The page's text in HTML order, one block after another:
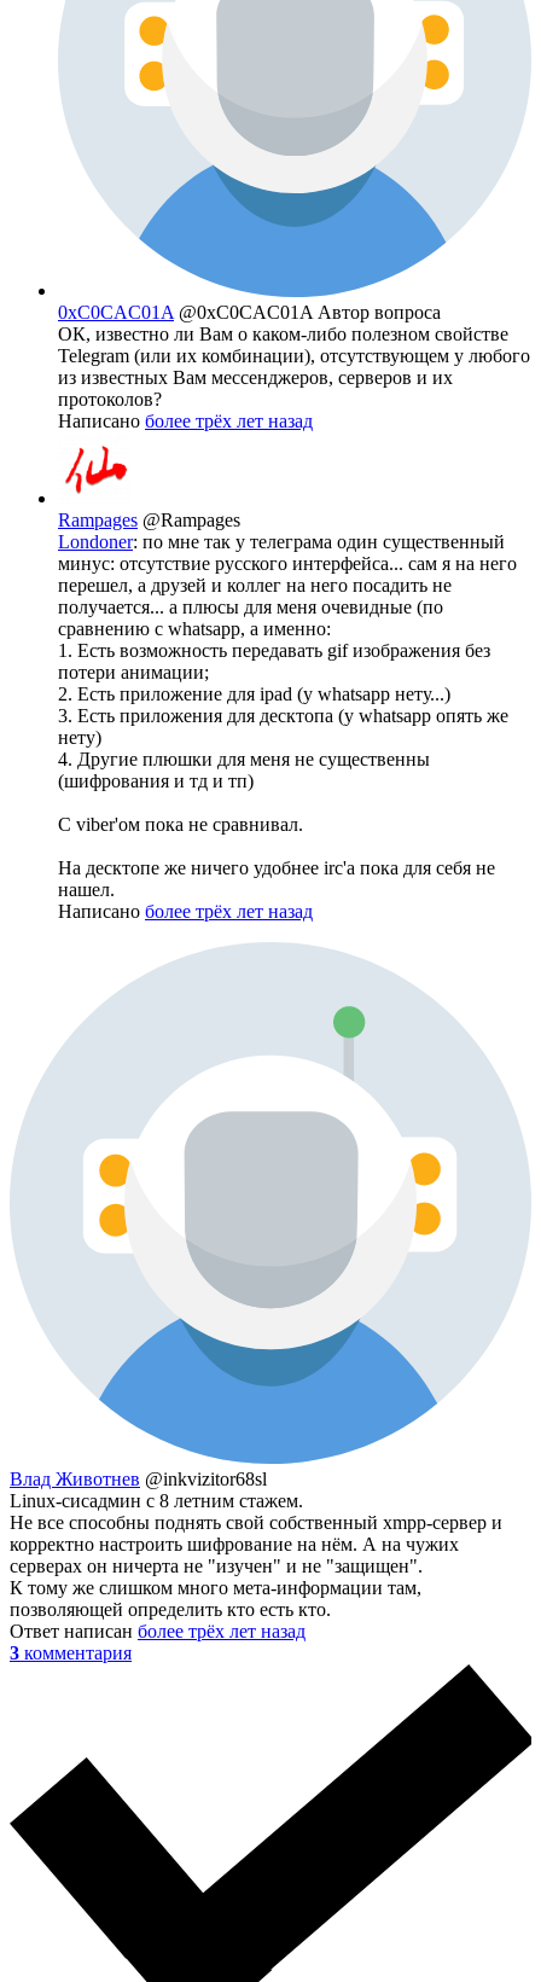
0xC0CAC01A @0xC0CAC01A Автор вопроса
ОК, известно ли Вам о каком-либо полезном свойстве
Telegram (или их комбинации), отсутствующем у любого
из известных Вам мессенджеров, серверов и их
протоколов?
Написано более трёх лет назад
Rampages @Rampages
Londoner: по мне так у телеграма один существенный
минус: отсутствие русского интерфейса... сам я на него
перешел, а друзей и коллег на него посадить не
получается... а плюсы для меня очевидные (по
сравнению с whatsapp, а именно:
1. Есть возможность передавать gif изображения без
потери анимации;
2. Есть приложение для ipad (у whatsapp нету...)
3. Есть приложения для десктопа (у whatsapp опять же
нету)
4. Другие плюшки для меня не существенны
(шифрования и тд и тп)
С viber'ом пока не сравнивал.
На десктопе же ничего удобнее irc'а пока для себя не
нашел.
Написано более трёх лет назад
Влад Животнев @inkvizitor68sl
Linux-сисадмин с 8 летним стажем.
Не все способны поднять свой собственный xmpp-сервер и
корректно настроить шифрование на нём. А на чужих
серверах он ничерта не "изучен" и не "защищен".
К тому же слишком много мета-информации там,
позволяющей определить кто есть кто.
Ответ написан более трёх лет назад
3 комментария